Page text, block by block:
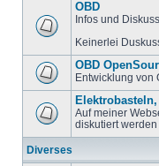
OBD
Infos und
Keinerlei
OBD
Entwicklung von
Elektrobasteln,
Auf meiner
diskutiert werden
Diverses